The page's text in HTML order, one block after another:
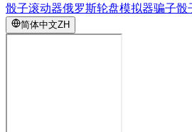
骰子滚动器俄罗斯轮盘模拟器骗子骰
简体中文ZH